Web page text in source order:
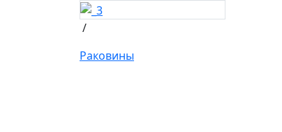
/
Раковины